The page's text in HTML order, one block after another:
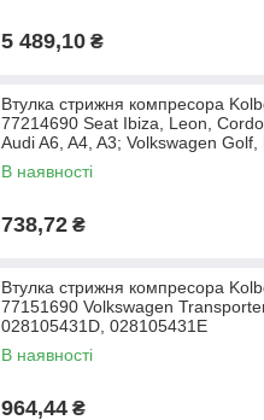
5 489,10 ₴
Втулка стрижня компресора
77214690 Seat Ibiza, Leon,
Audi A6, A4, A3; Volkswagen Golf,
В наявності
738,72 ₴
Втулка стрижня компресора
77151690 Volkswagen
028105431D, 028105431E
В наявності
964,44 ₴